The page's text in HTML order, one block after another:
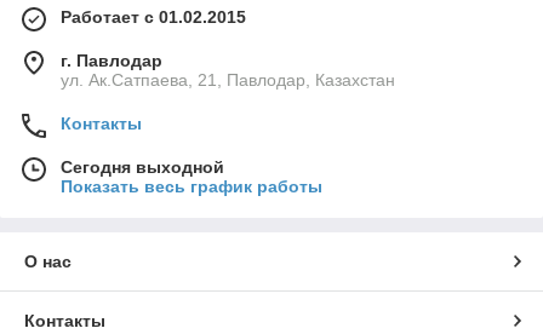
Работает с 01.02.2015
г. Павлодар
ул. Ак.Сатпаева, 21, Павлодар, Казахстан
Контакты
Сегодня выходной
Показать весь график работы
О нас
Контакты